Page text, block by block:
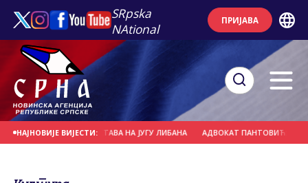
SRpska
NAtional
ПРИЈАВА
НАЈНОВИЈЕ ВИЈЕСТИ:
БОРБЕНИХ ДЕЈСТАВА НА ЈУГУ ЛИБАНА АДВОКАТ ПАНТОВИЋ: ПРИТВОР